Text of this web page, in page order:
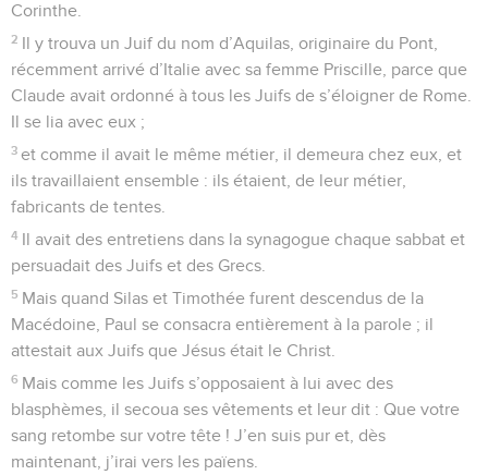
Corinthe.
2 Il y trouva un Juif du nom d’Aquilas, originaire du Pont,
récemment arrivé d’Italie avec sa femme Priscille, parce que
Claude avait ordonné à tous les Juifs de s’éloigner de Rome.
Il se lia avec eux ;
3 et comme il avait le même métier, il demeura chez eux, et
ils travaillaient ensemble : ils étaient, de leur métier,
fabricants de tentes.
4 Il avait des entretiens dans la synagogue chaque sabbat et
persuadait des Juifs et des Grecs.
5 Mais quand Silas et Timothée furent descendus de la
Macédoine, Paul se consacra entièrement à la parole ; il
attestait aux Juifs que Jésus était le Christ.
6 Mais comme les Juifs s’opposaient à lui avec des
blasphèmes, il secoua ses vêtements et leur dit : Que votre
sang retombe sur votre tête ! J’en suis pur et, dès
maintenant, j’irai vers les païens.